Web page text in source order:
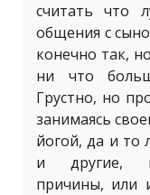
считать что
общения с
конечно так,
ни что
Грустно, но
занимаясь
йогой, да и то
и другие,
причины, или